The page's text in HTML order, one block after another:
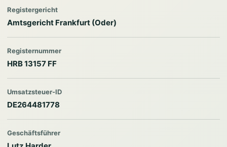
Registergericht
Amtsgericht Frankfurt (Oder)
Registernummer
HRB 13157 FF
Umsatzsteuer-ID
DE264481778
Geschäftsführer